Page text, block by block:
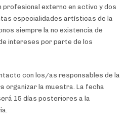
profesional externo en activo y dos
especialidades artísticas de la
siempre la no existencia de
intereses por parte de los
con los/as responsables de la
organizar la muestra. La fecha
15 días posteriores a la